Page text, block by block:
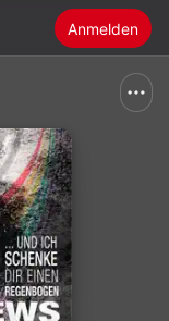
Anmelden